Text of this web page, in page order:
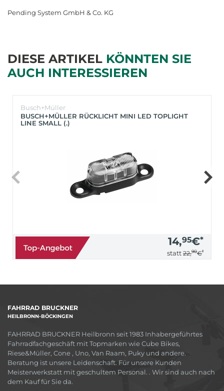
Pending System GmbH & Co. KG
DIESE ARTIKEL KÖNNTEN SIE
AUCH INTERESSIEREN
Busch+Müller
BUSCH+MÜLLER RÜCKLICHT MINI LED TOPLIGHT
LINE SMALL (.)
14,95€*
statt 22,90€*
FAHRRAD BRUCKNER
HEILBRONN-BÖCKINGEN
FAHRRAD BRUCKNER Heilbronn seit 1983 Inhabergeführtes
Fahrradfachgeschäft mit Topmarken wie Cube Bikes,
Riese&Müller, Cone , Uno, Van Raam, Puky und andere.
Beratung ist unsere Leidenschaft. Für unsere Kunden
Meisterwerkstatt mit geschultem Personal. . Wir sind auch nach
dem Kauf für Sie da.